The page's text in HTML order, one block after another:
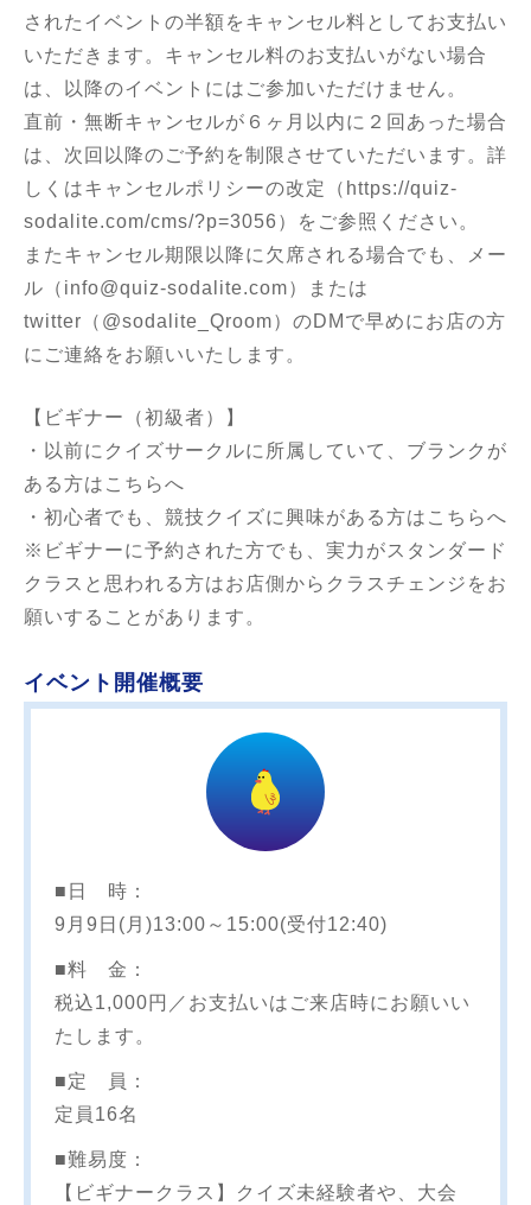
されたイベントの半額をキャンセル料としてお支払い
いただきます。キャンセル料のお支払いがない場合
は、以降のイベントにはご参加いただけません。
直前・無断キャンセルが６ヶ月以内に２回あった場合
は、次回以降のご予約を制限させていただいます。詳
しくはキャンセルポリシーの改定（ https://quiz-
sodalite.com/cms/?p=3056 ）をご参照ください。
またキャンセル期限以降に欠席される場合でも、メー
ル（ info@quiz-sodalite.com）または
twitter（@sodalite_Qroom）のDMで早めにお店の方
にご連絡をお願いいたします。
【ビギナー（初級者）】
・以前にクイズサークルに所属していて、ブランクが
ある方はこちらへ
・初心者でも、競技クイズに興味がある方はこちらへ
※ビギナーに予約された方でも、実力がスタンダード
クラスと思われる方はお店側からクラスチェンジをお
願いすることがあります。
イベント開催概要
■日 時：
9月9日(月)13:00～15:00(受付12:40)
■料 金：
税込1,000円／お支払いはご来店時にお願いい
たします。
■定 員：
定員16名
■難易度：
【ビギナークラス】クイズ未経験者や、大会